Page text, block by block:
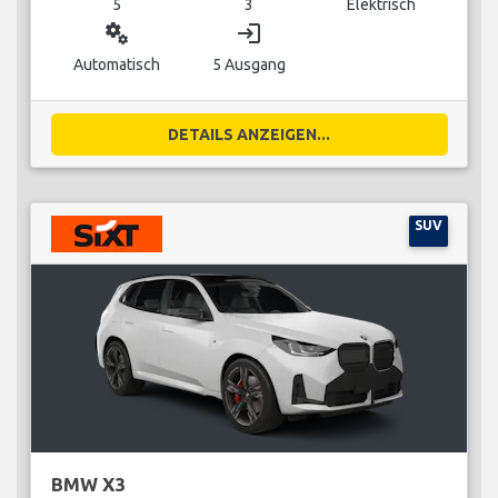
5 3 Elektrisch
miscellaneous_services
Automatisch
login
5 Ausgang
DETAILS ANZEIGEN...
SUV
BMW X3